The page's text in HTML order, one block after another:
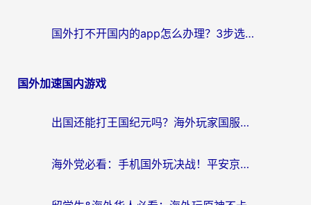
国外打不开国内的app怎么办理？3步选对加速器，刷剧办业务都不愁
国外加速国内游戏
出国还能打王国纪元吗？海外玩家国服游戏畅玩终极指南
海外党必看：手机国外玩决战！平安京加速器推荐——解决延迟卡顿的终极方案